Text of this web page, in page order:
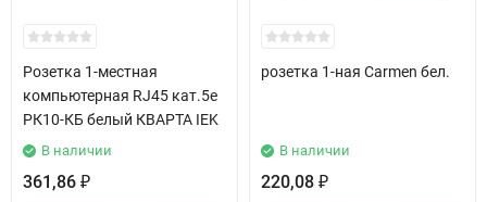
Розетка 1-местная
компьютерная RJ45 кат.5е
РК10-КБ белый КВАРТА IEK
В наличии
361,86 ₽
розетка 1-ная Carmen бел.
В наличии
220,08 ₽